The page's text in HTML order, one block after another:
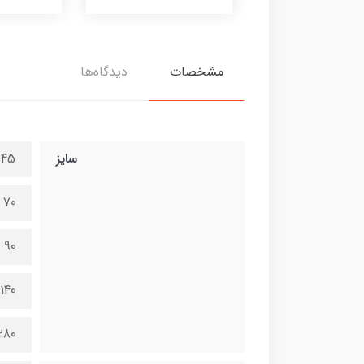
مشخصات دیدگاه‌ها
سایز 45 در 100 سانتی متر
70 در 150 سانتی متر
90 در 200 سانتی متر
140 در 300 سانتی متر
280 در 600